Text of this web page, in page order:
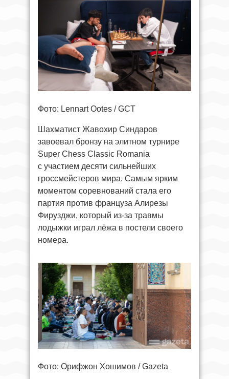
Фото: Lennart Ootes / GCT
Шахматист Жавохир Синдаров
завоевал бронзу на элитном турнире
Super Chess Classic Romania
с участием десяти сильнейших
гроссмейстеров мира. Самым ярким
моментом соревнований стала его
партия против француза Алирезы
Фирузджи, который из-за травмы
лодыжки играл лёжа в постели своего
номера.
Фото: Орифжон Хошимов / Gazeta